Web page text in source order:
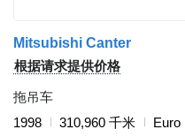
Mitsubishi Canter
根据请求提供价格
拖吊车
1998
310,960 千米
Euro